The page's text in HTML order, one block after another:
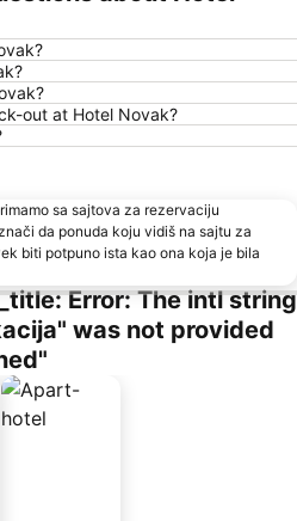
out at Hotel Novak?
sa sajtova za rezervaciju
da ponuda koju vidiš na sajtu za
biti potpuno ista kao ona koja je bila
Error: The intl string
was not provided